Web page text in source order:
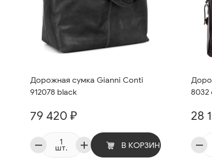
Дорожная сумка Gianni Conti
912078 black
79 420 ₽
шт. В КОРЗИНУ
8032
28